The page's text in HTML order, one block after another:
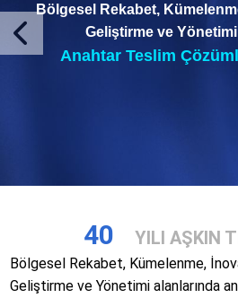
Bölgesel Rekabet,
Geliştirme ve
Anahtar Teslim
Previous
40 YILI AŞKIN
Bölgesel Rekabet, Kümelenme,
Geliştirme ve Yönetimi alanlarında